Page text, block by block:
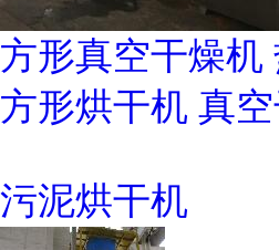
方形真空干燥机
方形烘干机 真
污泥烘干机